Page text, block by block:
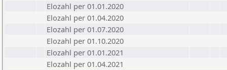
Elozahl per 01.01.2020
Elozahl per 01.04.2020
Elozahl per 01.07.2020
Elozahl per 01.10.2020
Elozahl per 01.01.2021
Elozahl per 01.04.2021